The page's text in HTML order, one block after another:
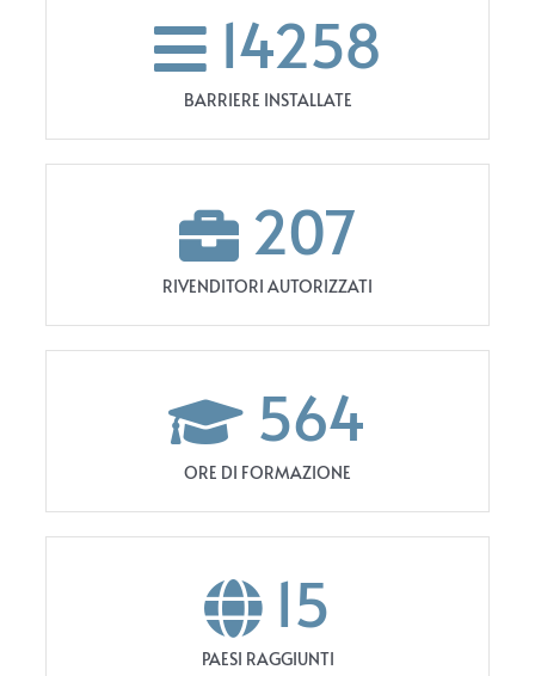
14258
BARRIERE INSTALLATE
207
RIVENDITORI AUTORIZZATI
564
ORE DI FORMAZIONE
15
PAESI RAGGIUNTI